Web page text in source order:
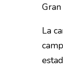
La